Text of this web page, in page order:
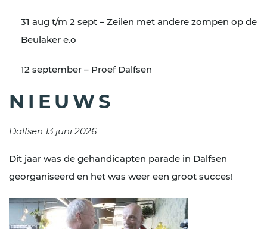
31 aug t/m 2 sept – Zeilen met andere zompen op de
Beulaker e.o
12 september – Proef Dalfsen
NIEUWS
Dalfsen 13 juni 2026
Dit jaar was de gehandicapten parade in Dalfsen
georganiseerd en het was weer een groot succes!